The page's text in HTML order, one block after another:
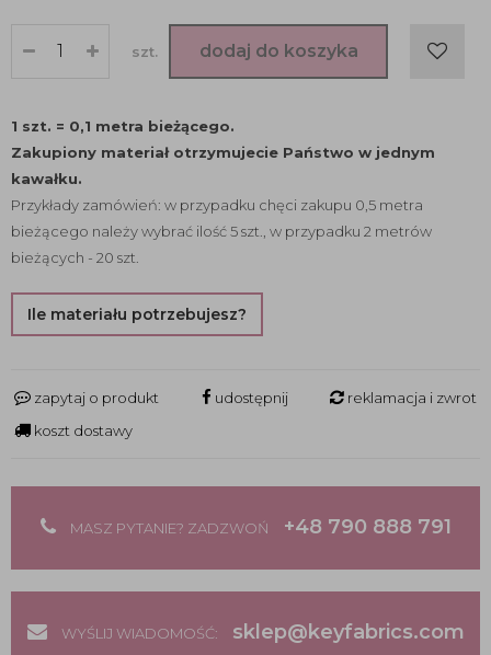
szt. dodaj do koszyka
1 szt. = 0,1 metra bieżącego.
Zakupiony materiał otrzymujecie Państwo w jednym
kawałku.
Przykłady zamówień: w przypadku chęci zakupu 0,5 metra
bieżącego należy wybrać ilość 5 szt., w przypadku 2 metrów
bieżących - 20 szt.
Ile materiału potrzebujesz?
zapytaj o produkt udostępnij
reklamacja i zwrot
koszt dostawy
MASZ PYTANIE? ZADZWOŃ +48 790 888 791
WYŚLIJ WIADOMOŚĆ: sklep@keyfabrics.com